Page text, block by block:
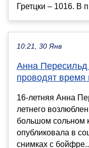
Гретцки – 1016. В
10:21, 30 Янв
Анна
проводят время
16-летняя Анна
летнего
большом сольном
опубликовала в
снимках c